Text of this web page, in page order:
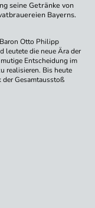
seine Getränke von
Bayerns.
Otto Philipp
leutete die neue Ära der
Entscheidung im
realisieren. Bis heute
Gesamtausstoß